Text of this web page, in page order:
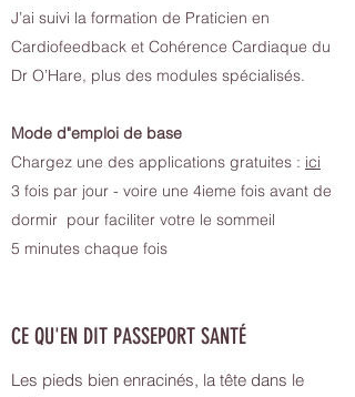
J’ai suivi la formation de Praticien en
Cardiofeedback et Cohérence Cardiaque du
Dr O’Hare, plus des modules spécialisés.
Mode d"emploi de base
Chargez une des applications gratuites : ici
3 fois par jour - voire une 4ieme fois avant de
dormir pour faciliter votre le sommeil
5 minutes chaque fois
CE QU'EN DIT PASSEPORT SANTÉ
Les pieds bien enracinés, la tête dans le